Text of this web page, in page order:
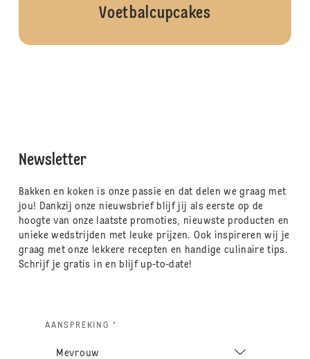
Voetbalcupcakes
Newsletter
Bakken en koken is onze passie en dat delen we graag met
jou! Dankzij onze nieuwsbrief blijf jij als eerste op de
hoogte van onze laatste promoties, nieuwste producten en
unieke wedstrijden met leuke prijzen. Ook inspireren wij je
graag met onze lekkere recepten en handige culinaire tips.
Schrijf je gratis in en blijf up-to-date!
AANSPREKING *